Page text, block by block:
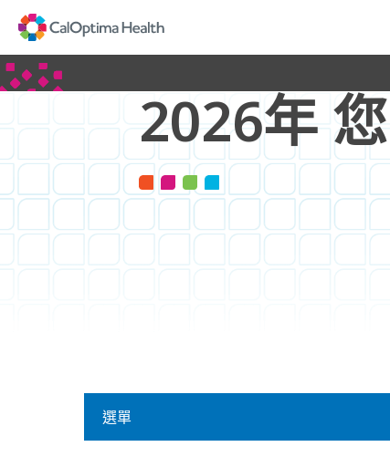
Content
2026年
選單